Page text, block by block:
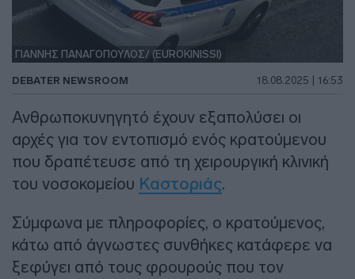
ΓΙΑΝΝΗΣ ΠΑΝΑΓΟΠΟΥΛΟΣ/ (EUROKINISSI)
DEBATER NEWSROOM 18.08.2025 | 16:53
Ανθρωποκυνηγητό έχουν εξαπολύσει οι
αρχές για τον εντοπισμό ενός κρατούμενου
που δραπέτευσε από τη χειρουργική κλινική
του νοσοκομείου Καστοριάς.
Σύμφωνα με πληροφορίες, ο κρατούμενος,
κάτω από άγνωστες συνθήκες κατάφερε να
ξεφύγει από τους φρουρούς που τον